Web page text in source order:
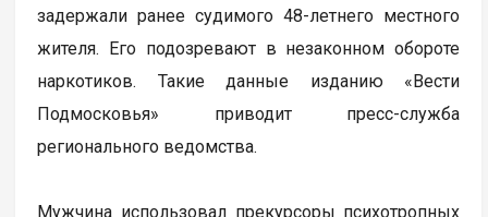
задержали ранее судимого 48-летнего местного
жителя. Его подозревают в незаконном обороте
наркотиков. Такие данные изданию «Вести
Подмосковья» приводит пресс-служба
регионального ведомства.
Мужчина использовал прекурсоры психотропных